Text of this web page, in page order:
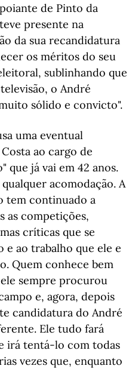
de Pinto da
presente na
da sua recandidatura
os méritos do seu
sublinhando que
o André
sólido e convicto".
uma eventual
ao cargo de
que já vai em 42 anos.
acomodação. A
tem continuado a
as competições,
críticas que se
e ao trabalho que ele e
Quem conhece bem
sempre procurou
e, agora, depois
candidatura do André
Ele tudo fará
irá tentá-lo com todas
vezes que, enquanto